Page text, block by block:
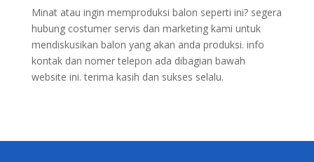
Minat atau ingin memproduksi balon seperti ini? segera
hubung costumer servis dan marketing kami untuk
mendiskusikan balon yang akan anda produksi. info
kontak dan nomer telepon ada dibagian bawah
website ini. terima kasih dan sukses selalu.